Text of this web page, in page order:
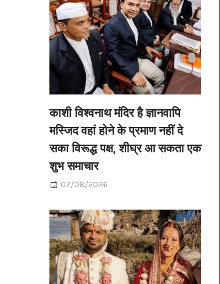
काशी विश्वनाथ मंदिर है ज्ञानवापि
मस्जिद वहां होने के प्रमाण नहीं दे
सका विरूद्ध पक्ष, शीघ्र आ सकता एक
शुभ समाचार
07/08/2026